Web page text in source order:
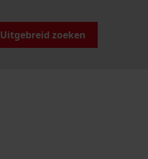
Uitgebreid zoeken